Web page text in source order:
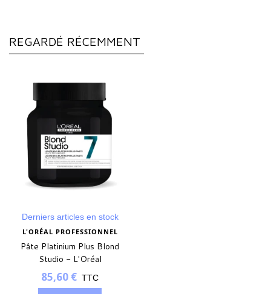
REGARDÉ RÉCEMMENT
Derniers articles en stock
L'ORÉAL PROFESSIONNEL
Pâte Platinium Plus Blond
Studio - L'Oréal
Professionnel - 500g
85,60 € TTC